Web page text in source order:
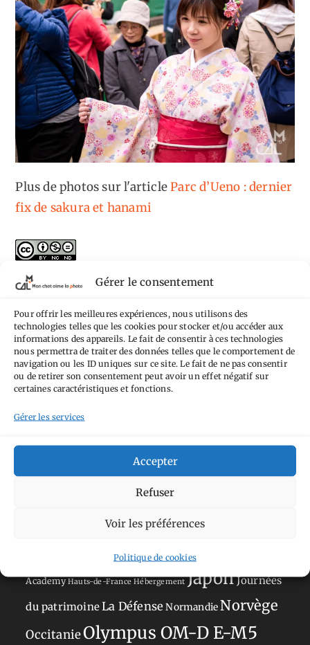
Gérer le consentement
Pour offrir les meilleures expériences, nous utilisons des
technologies telles que les cookies pour stocker et/ou accéder aux
informations des appareils. Le fait de consentir à ces technologies
nous permettra de traiter des données telles que le comportement de
navigation ou les ID uniques sur ce site. Le fait de ne pas consentir
ou de retirer son consentement peut avoir un effet négatif sur
certaines caractéristiques et fonctions.
Gérer les services
Accepter
Refuser
Voir les préférences
Politique de cookies
Plus de photos sur l'articleParc d’Ueno : dernier
fix de sakura et hanami
L'ensemble des photographies
Aime la Photo
termes de lalicence Creative Commons
Attribution - Pas d'Utilisation Commerciale -
Pas de Modification 4.0 International.
Fondé(e) sur une œuvre dehttps://mcalp.fr.
Tags
Anti tourismeBarBelgiqueBurger
DanemarkEspagne
Academy Hauts-de-France Hébergement JaponJournées
du patrimoineLa Défense NormandieNorvège
OccitanieOlympus OM-D E-M5